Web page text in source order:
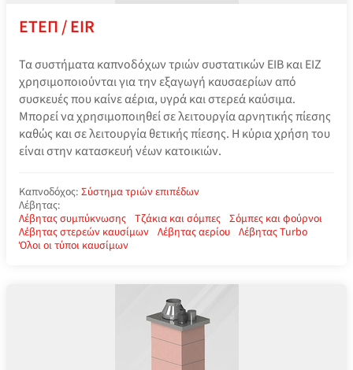
ΕΤΕΠ / EIR
Τα συστήματα καπνοδόχων τριών συστατικών EIB και EIZ
χρησιμοποιούνται για την εξαγωγή καυσαερίων από
συσκευές που καίνε αέρια, υγρά και στερεά καύσιμα.
Μπορεί να χρησιμοποιηθεί σε λειτουργία αρνητικής πίεσης
καθώς και σε λειτουργία θετικής πίεσης. Η κύρια χρήση του
είναι στην κατασκευή νέων κατοικιών.
Καπνοδόχος: Σύστημα τριών επιπέδων
Λέβητας:
Λέβητας συμπύκνωσης Τζάκια και σόμπες Σόμπες και φούρνοι
Λέβητας στερεών καυσίμων Λέβητας αερίου Λέβητας Turbo
Όλοι οι τύποι καυσίμων